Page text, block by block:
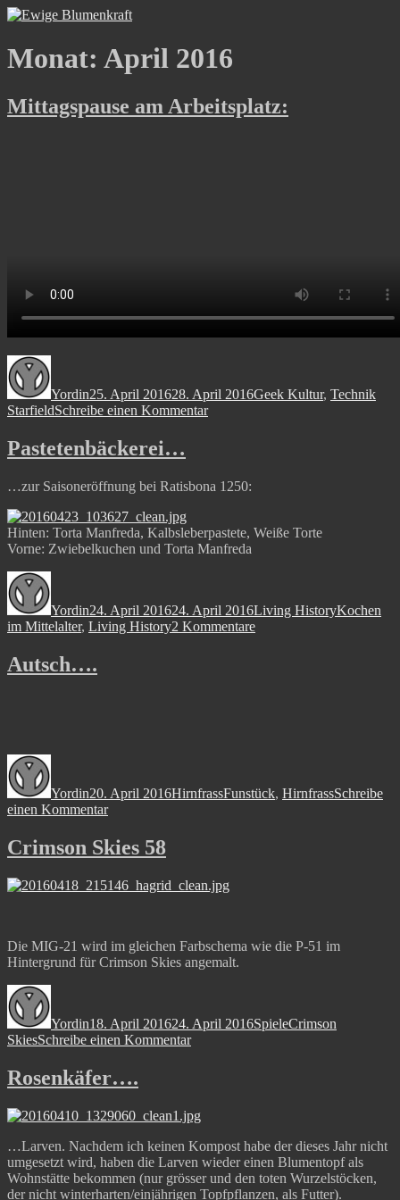
Zum
springen
Monat: April 2016
Mittagspause am Arbeitsplatz:
Yordin25. April 201628. April 2016Geek Kultur, Technik
StarfieldSchreibe einen Kommentarzu
Pastetenbäckerei…
…zur Saisoneröffnung bei Ratisbona 1250:
Hinten: Torta Manfreda, Kalbsleberpastete, Weiße Torte
Vorne: Zwiebelkuchen und Torta Manfreda
Yordin24. April 201624. April 2016Living HistoryKochen
im Mittelalter, Living History2 Kommentarezu
Autsch….
Yordin20. April 2016HirnfrassFunstück, HirnfrassSchreibe
einen Kommentarzu
Crimson Skies 58
Die MIG-21 wird im gleichen Farbschema wie die P-51 im
Hintergrund für Crimson Skies angemalt.
Yordin18. April 201624. April 2016SpieleCrimson
SkiesSchreibe einen Kommentarzu
Rosenkäfer….
…Larven. Nachdem ich keinen Kompost habe der dieses Jahr nicht
umgesetzt wird, haben die Larven wieder einen Blumentopf als
Wohnstätte bekommen (nur grösser und den toten Wurzelstöcken,
der nicht winterharten/einjährigen Topfpflanzen, als Futter).